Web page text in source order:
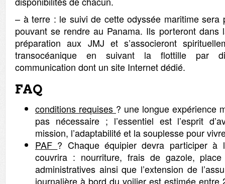
– à terre : le suivi de cette odyssée maritime sera
pouvant se rendre au Panama. Ils porteront dans
préparation aux JMJ et s’associeront
transocéanique en suivant la flottille par
communication dont un site Internet dédié.
FAQ
conditions requises ? une longue expérience
pas nécessaire ; l’essentiel est l’esprit
mission, l’adaptabilité et la souplesse pour
PAF ? Chaque équipier devra participer
couvrira : nourriture, frais de gazole,
administratives ainsi que l’extension de
journalière à bord du voilier est estimée entre